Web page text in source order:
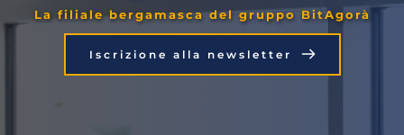
La filiale bergamasca del gruppo BitAgorà
Iscrizione alla newsletter